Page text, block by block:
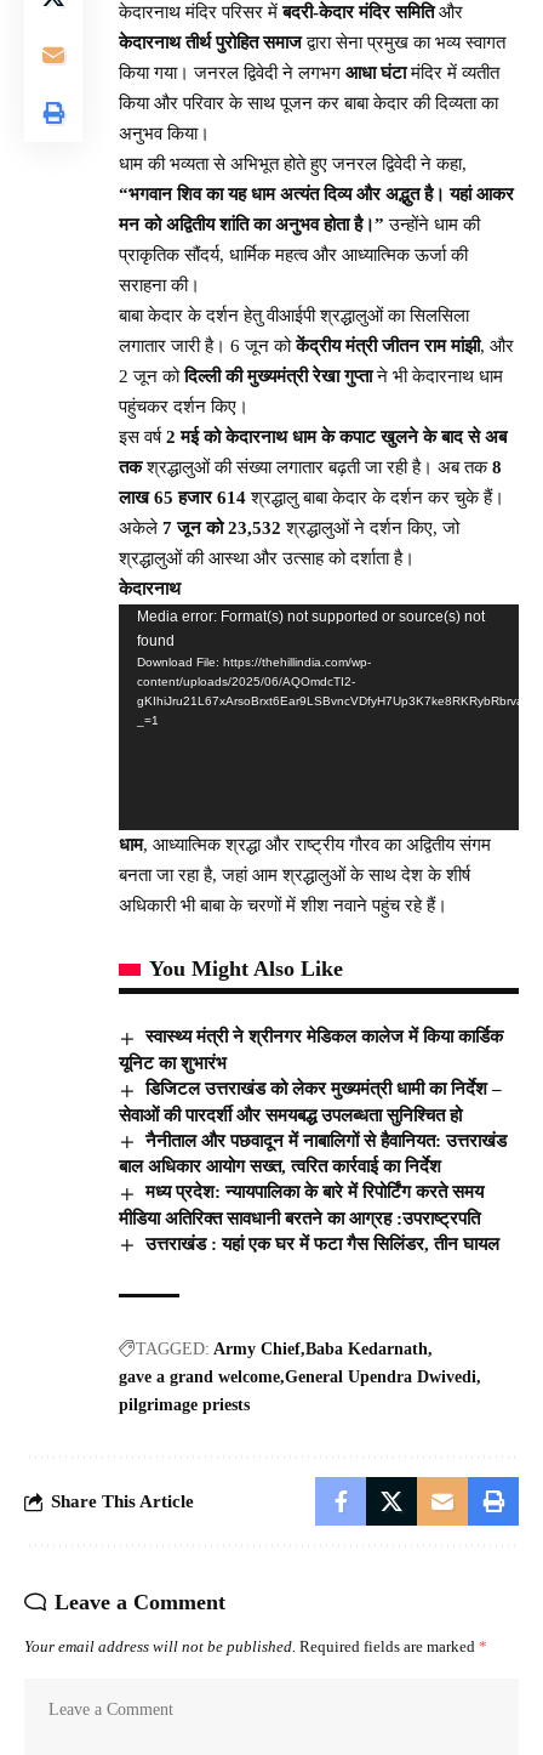
केदारनाथ मंदिर परिसर मेंबदरी-केदार मंदिर समितिऔर
केदारनाथ तीर्थ पुरोहित समाजद्वारा सेना प्रमुख का भव्य स्वागत
किया गया। जनरल द्विवेदी ने लगभग आधा घंटामंदिर में व्यतीत
किया और परिवार के साथ पूजन कर बाबा केदार की दिव्यता का
अनुभव किया।
धाम की भव्यता से अभिभूत होते हुए जनरल द्विवेदी ने कहा,
“भगवान शिव का यह धाम अत्यंत दिव्य और अद्भुत है। यहां आकर
मन को अद्वितीय शांति का अनुभव होता है।” उन्होंने धाम की
प्राकृतिक सौंदर्य, धार्मिक महत्व और आध्यात्मिक ऊर्जा की
सराहना की।
बाबा केदार के दर्शन हेतु वीआईपी श्रद्धालुओं का सिलसिला
लगातार जारी है। 6 जून कोकेंद्रीय मंत्री जीतन राम मांझी, और
2 जून कोदिल्ली की मुख्यमंत्री रेखा गुप्ताने भी केदारनाथ धाम
पहुंचकर दर्शन किए।
इस वर्ष2 मई को केदारनाथ धाम के कपाट खुलने के बाद से अब
तकश्रद्धालुओं की संख्या लगातार बढ़ती जा रही है। अब तक8
लाख 65 हजार 614श्रद्धालु बाबा केदार के दर्शन कर चुके हैं।
अकेले 7 जून को 23,532 श्रद्धालुओं ने दर्शन किए, जो
श्रद्धालुओं की आस्था और उत्साह को दर्शाता है।
केदारनाथ
Video
Player
Media error: Format(s) not supported or source(s) not
found
Download File: https://thehillindia.com/wp-
content/uploads/2025/06/AQOmdcTI2-
_=1
धाम, आध्यात्मिक श्रद्धा और राष्ट्रीय गौरव का अद्वितीय संगम
बनता जा रहा है, जहां आम श्रद्धालुओं के साथ देश के शीर्ष
अधिकारी भी बाबा के चरणों में शीश नवाने पहुंच रहे हैं।
You Might Also Like
स्वास्थ्य मंत्री ने श्रीनगर मेडिकल कालेज में किया कार्डिक
यूनिट का शुभारंभ
डिजिटल उत्तराखंड को लेकर मुख्यमंत्री धामी का निर्देश –
सेवाओं की पारदर्शी और समयबद्ध उपलब्धता सुनिश्चित हो
नैनीताल और पछवादून में नाबालिगों से हैवानियत: उत्तराखंड
बाल अधिकार आयोग सख्त, त्वरित कार्रवाई का निर्देश
मध्य प्रदेश: न्यायपालिका के बारे में रिपोर्टिंग करते समय
मीडिया अतिरिक्त सावधानी बरतने का आग्रह :उपराष्ट्रपति
उत्तराखंड : यहां एक घर में फटा गैस सिलिंडर, तीन घायल
TAGGED: Army Chief Baba Kedarnath
gave a grand welcome General Upendra Dwivedi
pilgrimage priests
Share This Article
Leave a Comment
Your email address will not be published. Required fields are marked *